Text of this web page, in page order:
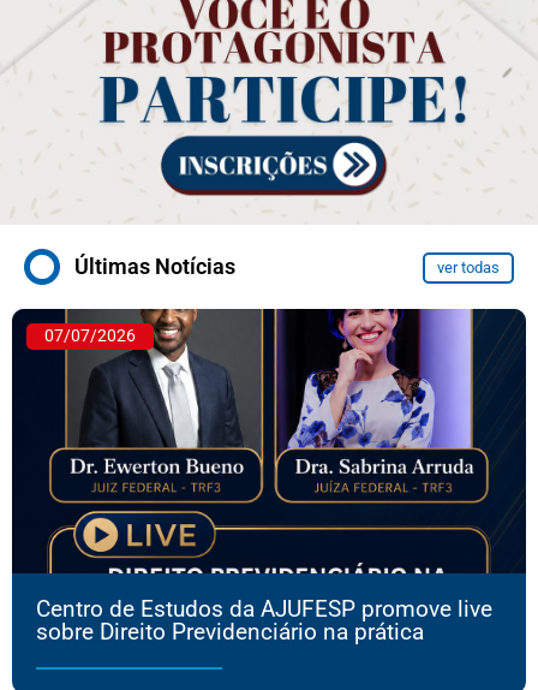
Últimas Notícias ver todas
07/07/2026
Centro de Estudos da AJUFESP promove live
sobre Direito Previdenciário na prática